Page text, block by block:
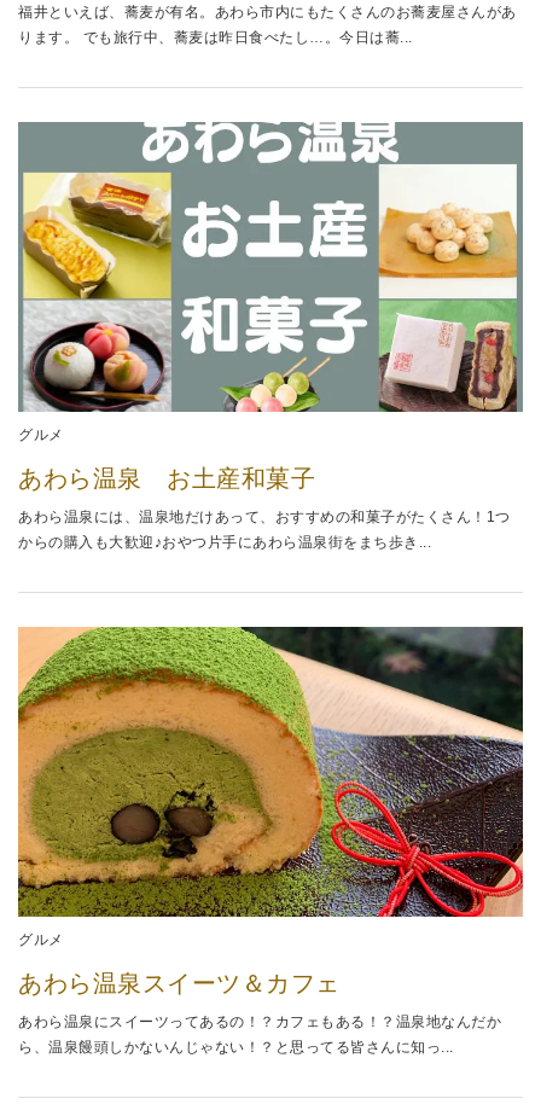
福井といえば、蕎麦が有名。あわら市内にもたくさんのお蕎麦屋さんがあ
ります。 でも旅行中、蕎麦は昨日食べたし…。今日は蕎...
グルメ
あわら温泉 お土産和菓子
あわら温泉には、温泉地だけあって、おすすめの和菓子がたくさん！1つ
からの購入も大歓迎♪おやつ片手にあわら温泉街をまち歩き...
グルメ
あわら温泉スイーツ＆カフェ
あわら温泉にスイーツってあるの！？カフェもある！？温泉地なんだか
ら、温泉饅頭しかないんじゃない！？と思ってる皆さんに知っ...